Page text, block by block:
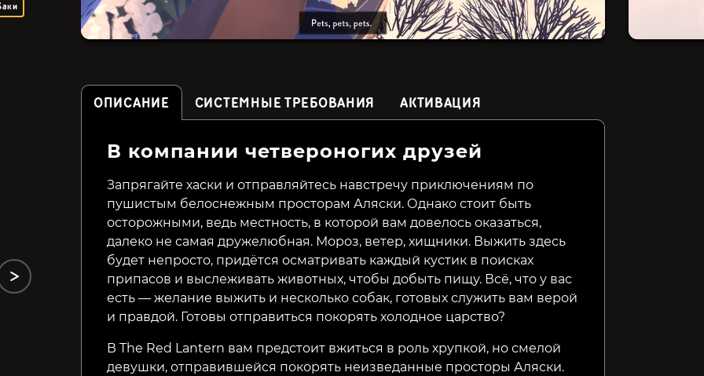
699₽ 28%
Until Dawn (Версия для
6599₽ 6% 349₽
ОПИСАНИЕ СИСТЕМНЫЕ ТРЕБОВАНИЯ АКТИВАЦИЯ
В компании четвероногих друзей
Запрягайте хаски и отправляйтесь навстречу приключениям по
пушистым белоснежным просторам Аляски. Однако стоит быть
осторожными, ведь местность, в которой вам довелось оказаться,
далеко не самая дружелюбная. Мороз, ветер, хищники. Выжить здесь
будет непросто, придётся осматривать каждый кустик в поисках
припасов и выслеживать животных, чтобы добыть пищу. Всё, что у вас
есть — желание выжить и несколько собак, готовых служить вам верой
и правдой. Готовы отправиться покорять холодное царство?
В The Red Lantern вам предстоит вжиться в роль хрупкой, но смелой
девушки, отправившейся покорять неизведанные просторы Аляски.